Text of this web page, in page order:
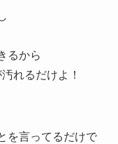
るから
れるだけよ！
を言ってるだけで